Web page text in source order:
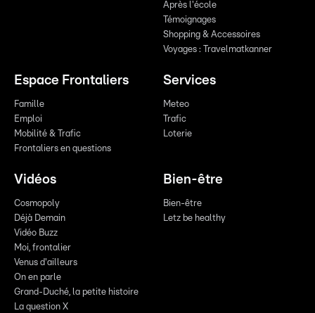
Après l'école
Témoignages
Shopping & Accessoires
Voyages : Travelmatkanner
Espace Frontaliers
Famille
Emploi
Mobilité & Trafic
Frontaliers en questions
Services
Meteo
Trafic
Loterie
Vidéos
Cosmopoly
Déjà Demain
Vidéo Buzz
Moi, frontalier
Venus d'ailleurs
On en parle
Grand-Duché, la petite histoire
La question X
Bien-être
Bien-être
Letz be healthy